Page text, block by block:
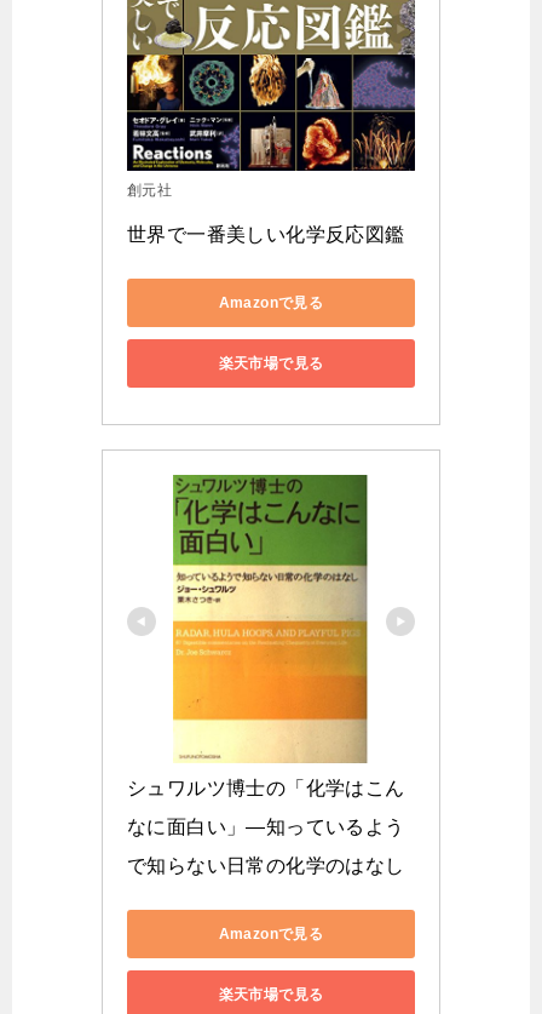
創元社
世界で一番美しい化学反応図鑑
Amazonで見る
楽天市場で見る
シュワルツ博士の「化学はこん
なに面白い」―知っているよう
で知らない日常の化学のはなし
Amazonで見る
楽天市場で見る